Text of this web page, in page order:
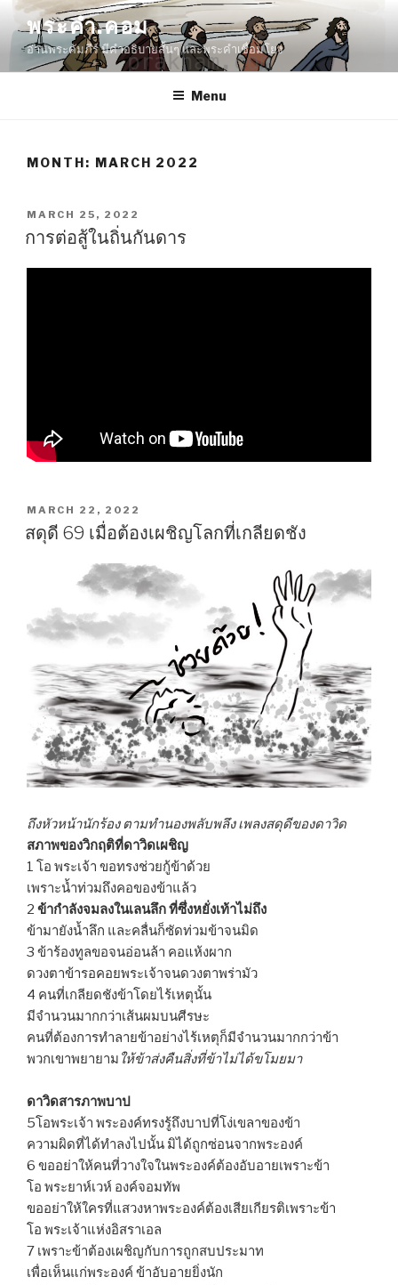
Skip
content
พระคำ.คอม
อ่านพระคัมภีร์ มีคำอธิบายสั้นๆ และพระคำเชื่อมโยง
Menu
MONTH: MARCH 2022
POSTED
MARCH 25, 2022
การต่อสู้ในถิ่นกันดาร
POSTED
ON
MARCH 22, 2022
สดุดี 69 เมื่อต้องเผชิญโลกที่เกลียดชัง
ถึงหัวหน้านักร้อง ตามทำนองพลับพลึง เพลงสดุดีของดาวิด
สภาพของวิกฤติที่ดาวิดเผชิญ
1 โอ พระเจ้า ขอทรงช่วยกู้ข้าด้วย
เพราะน้ำท่วมถึงคอของข้าแล้ว
2 ข้ากำลังจมลงในเลนลึก ที่ซึ่งหยั่งเท้าไม่ถึง
ข้ามายังน้ำลึก และคลื่นก็ซัดท่วมข้าจนมิด
3 ข้าร้องทูลขอจนอ่อนล้า คอแห้งผาก
ดวงตาข้ารอคอยพระเจ้าจนดวงตาพร่ามัว
4 คนที่เกลียดชังข้าโดยไร้เหตุนั้น
มีจำนวนมากกว่าเส้นผมบนศีรษะ
คนที่ต้องการทำลายข้าอย่างไร้เหตุก็มีจำนวนมากกว่าข้า
พวกเขาพยายาม ให้ข้าส่งคืนสิ่งที่ข้าไม่ได้ขโมยมา
ดาวิดสารภาพบาป
5โอพระเจ้า พระองค์ทรงรู้ถึงบาปที่โง่เขลาของข้า
ความผิดที่ได้ทำลงไปนั้น มิได้ถูกซ่อนจากพระองค์
6 ขออย่าให้คนที่วางใจในพระองค์ต้องอับอายเพราะข้า
โอ พระยาห์เวห์ องค์จอมทัพ
ขออย่าให้ใครที่แสวงหาพระองค์ต้องเสียเกียรติเพราะข้า
โอ พระเจ้าแห่งอิสราเอล
7 เพราะข้าต้องเผชิญกับการถูกสบประมาท
เพื่อเห็นแก่พระองค์ ข้าอับอายยิ่งนัก